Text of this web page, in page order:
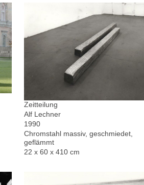
Zeitteilung
Alf Lechner
1990
Chromstahl massiv, geschmiedet,
geflämmt
22 x 60 x 410 cm